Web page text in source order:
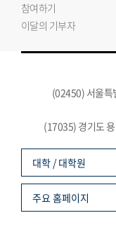
참여하기
이달의 기부자
(02450) 서울
(17035) 경기도
대학 / 대학원
주요 홈페이지